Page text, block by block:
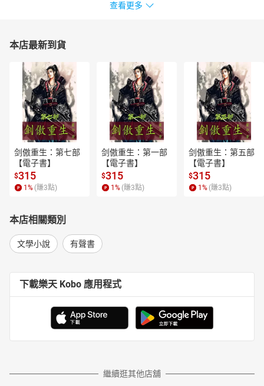
查看更多
本店最新到貨
剑傲重生：第七部
【電子書】
$315
1 % (賺3點)
剑傲重生：第一部
【電子書】
$315
1 % (賺3點)
剑傲重生：第五部
【電子書】
$315
1 % (賺3點)
本店相關類別
文學小說 有聲書
下載樂天 Kobo 應用程式
繼續逛其他店舖